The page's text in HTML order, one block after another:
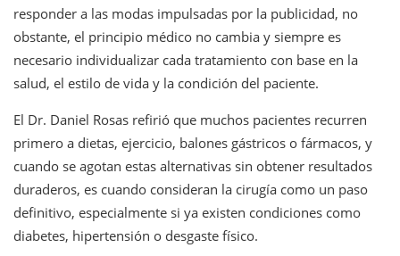
responder a las modas impulsadas por la publicidad, no
obstante, el principio médico no cambia y siempre es
necesario individualizar cada tratamiento con base en la
salud, el estilo de vida y la condición del paciente.
El Dr. Daniel Rosas refirió que muchos pacientes recurren
primero a dietas, ejercicio, balones gástricos o fármacos, y
cuando se agotan estas alternativas sin obtener resultados
duraderos, es cuando consideran la cirugía como un paso
definitivo, especialmente si ya existen condiciones como
diabetes, hipertensión o desgaste físico.